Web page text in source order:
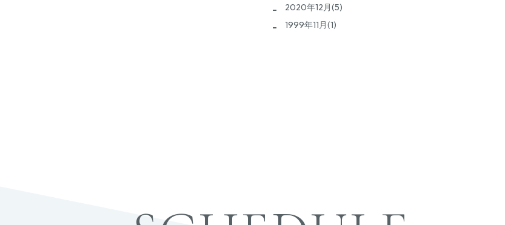
2020年12月(5)
1999年11月(1)